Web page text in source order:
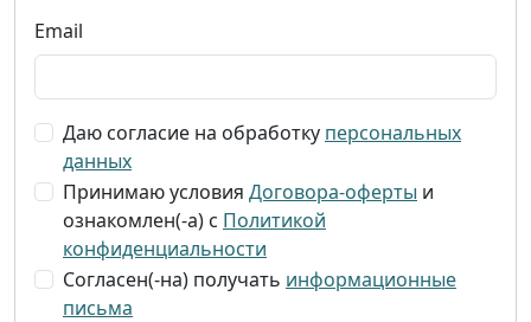
Email
Даю согласие на обработку персональных
данных
Принимаю условия Договора-оферты и
ознакомлен(-а) с Политикой
конфиденциальности
Согласен(-на) получать информационные
письма